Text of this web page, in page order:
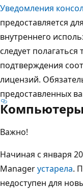
Уведомления
предоставляется
внутреннего
следует полагаться
подтверждения
лицензий.
предоставленных
Важно!
Начиная с января
Managerустарела.
недоступен для